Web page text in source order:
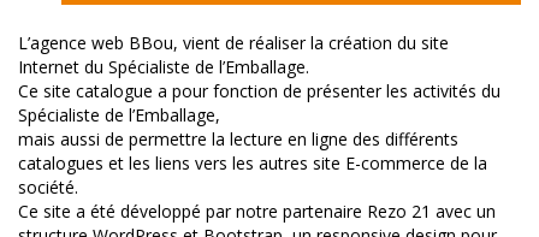
L’agence web BBou, vient de réaliser la création du site
Internet du Spécialiste de l’Emballage.
Ce site catalogue a pour fonction de présenter les activités du
Spécialiste de l’Emballage,
mais aussi de permettre la lecture en ligne des différents
catalogues et les liens vers les autres site E-commerce de la
société.
Ce site a été développé par notre partenaire Rezo 21 avec un